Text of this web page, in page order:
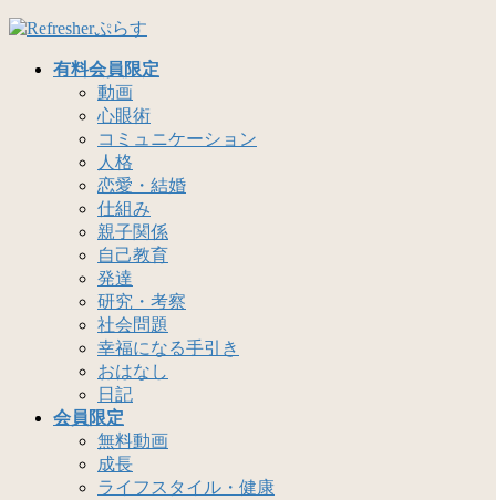
コ
ナ
有料会員限定
動画
心眼術
コミュニケーション
人格
恋愛・結婚
仕組み
親子関係
自己教育
発達
研究・考察
社会問題
幸福になる手引き
おはなし
日記
会員限定
無料動画
成長
ライフスタイル・健康